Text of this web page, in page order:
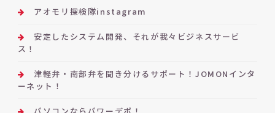
アオモリ探検隊instagram
安定したシステム開発、それが我々ビジネスサービ
ス！
津軽弁・南部弁を聞き分けるサポート！JOMONインタ
ーネット！